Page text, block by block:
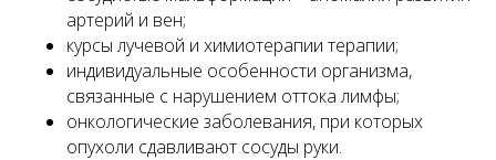
артерий и вен;
курсы лучевой и химиотерапии терапии;
индивидуальные особенности организма,
связанные с нарушением оттока лимфы;
онкологические заболевания, при которых
опухоли сдавливают сосуды руки.